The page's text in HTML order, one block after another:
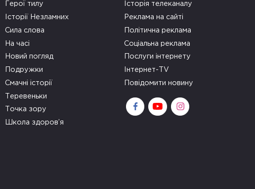
Герої тилу
Історії Незламних
Сила слова
На часі
Новий погляд
Подружки
Смачні історії
Теревеньки
Точка зору
Школа здоров’я
Історія телеканалу
Реклама на сайті
Політична реклама
Соціальна реклама
Послуги інтернету
Інтернет-TV
Повідомити новину